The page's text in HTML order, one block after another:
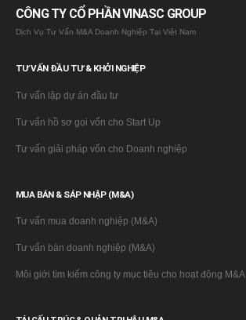
CÔNG TY CỔ PHẦN VINASC GROUP
Dịch Vụ Tư Vấn M&A Doanh Nghiệp Tại Việt Nam
TƯ VẤN ĐẦU TƯ & KHỞI NGHIỆP
Tư vấn lập dự án đầu tư
Tư vấn hồ sơ gọi vốn cho Start Up
Tư vấn giải pháp vốn cho Doanh nghiệp
MUA BÁN & SÁP NHẬP (M&A)
Tư vấn mua doanh nghiệp (M&A)
Tư vấn bán doanh nghiệp (M&A)
Môi giới tìm kiếm công ty mục tiêu cho hoạt động M&A